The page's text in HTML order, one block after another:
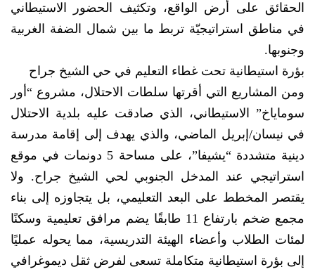
الحقائق على أرض الواقع، وتكثيف الحضور الاستيطاني
في مناطق استراتيجيّة تربط ما بين شمال الضفة الغربية
وجنوبها.
بؤرة استيطانية تحت غطاء التعليم في حي الشيخ جراح
ومن المشاريع التي أقرتها سلطات الاحتلال، مشروع “أور
سوماياخ” الاستيطاني، الذي صادقت عليه بلدية الاحتلال
في نيسان/إبريل الماضي، والذي يهدف إلى إقامة مدرسة
دينية متشددة “يشيفا”، على مساحة 5 دونمات في موقع
استراتيجي عند المدخل الجنوبي لحي الشيخ جراح. ولا
يقتصر المخطط على البعد التعليمي، بل يتجاوزه إلى بناء
مجمع ضخم بارتفاع 11 طابقًا يضم مرافق تعليمية وسكنًا
لمئات الطلاب وأعضاء الهيئة التدريسية، مما يحوله عمليًا
إلى بؤرة استيطانية متكاملة تسعى لفرض ثقل ديموغرافي